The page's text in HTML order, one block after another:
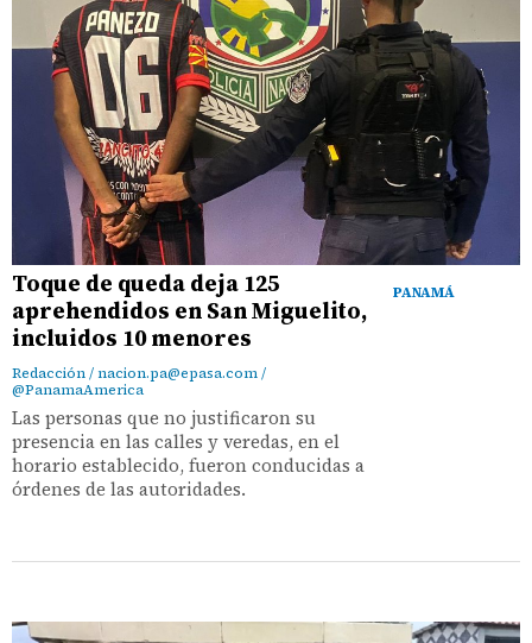
PANAMÁ
Toque de queda deja 125
aprehendidos en San Miguelito,
incluidos 10 menores
Redacción / nacion.pa@epasa.com /
@PanamaAmerica
Las personas que no justificaron su
presencia en las calles y veredas, en el
horario establecido, fueron conducidas a
órdenes de las autoridades.